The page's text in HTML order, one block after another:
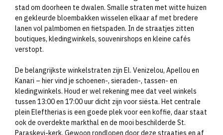
stad om doorheen te dwalen. Smalle straten met witte huizen
en gekleurde bloembakken wisselen elkaar af met bredere
lanen vol palmbomen en fietspaden. In de straatjes zitten
boutiques, kledingwinkels, souvenirshops en kleine cafés
verstopt.
De belangrijkste winkelstraten zijn El. Venizelou, Apellou en
Kanari – hier vind je schoenen-, sieraden-, tassen- en
kledingwinkels. Houd er wel rekening mee dat veel winkels
tussen 13:00 en 17:00 uur dicht zijn voor siësta. Het centrale
plein Eleftherias is een goede plek voor een koffie, daar staat
ook de overdekte markthal en de mooi beschilderde St.
Paraskevi-kerk. Gewoon rondlopen door deze straatjes en af